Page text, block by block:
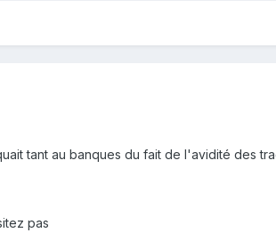
tant au banques du fait de l'avidité des
pas